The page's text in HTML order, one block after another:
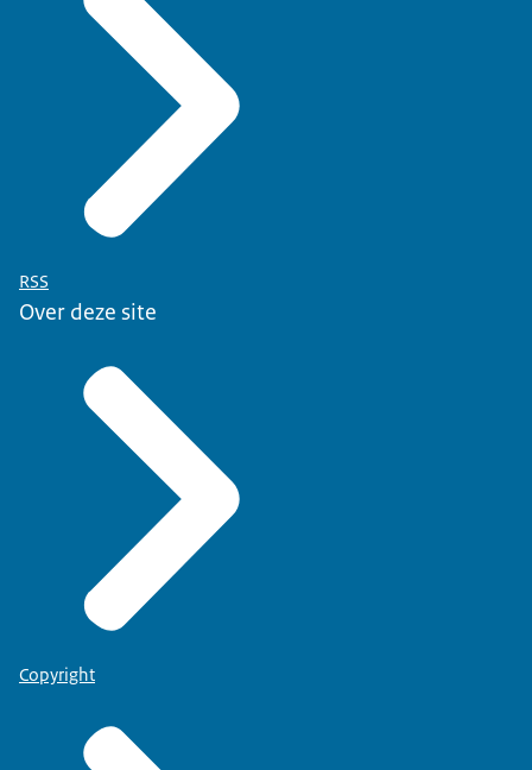
RSS
Over deze site
Copyright